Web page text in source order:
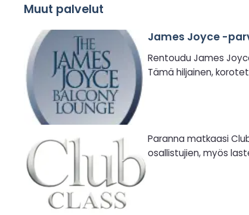
Muut palvelut
James Joyce -
Rentoudu James
Tämä hiljainen,
Paranna matkaasi
osallistujien, myös